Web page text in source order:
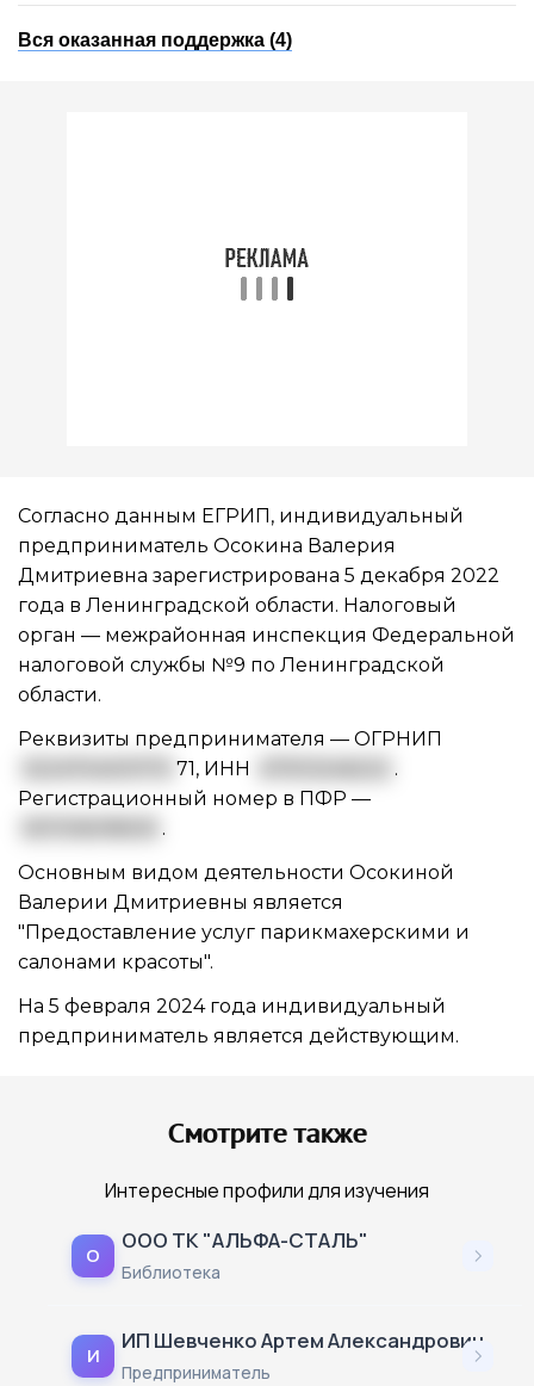
Вся оказанная поддержка (4)
Согласно данным ЕГРИП, индивидуальный
предприниматель Осокина Валерия
Дмитриевна зарегистрирована 5 декабря 2022
года в Ленинградской области. Налоговый
орган — межрайонная инспекция Федеральной
налоговой службы №9 по Ленинградской
области.
Реквизиты предпринимателя — ОГРНИП
71, ИНН
.
Регистрационный номер в ПФР —
.
Основным видом деятельности Осокиной
Валерии Дмитриевны является
"Предоставление услуг парикмахерскими и
салонами красоты".
На 5 февраля 2024 года индивидуальный
предприниматель является действующим.
Смотрите также
Интересные профили для изучения
О
ООО ТК "АЛЬФА-СТАЛЬ"
Библиотека
И
ИП Шевченко Артем Александрович
Предприниматель